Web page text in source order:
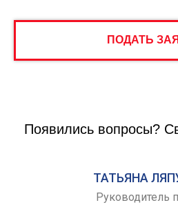
ПОДАТЬ
Появились вопросы?
ТАТЬЯНА
Руководитель